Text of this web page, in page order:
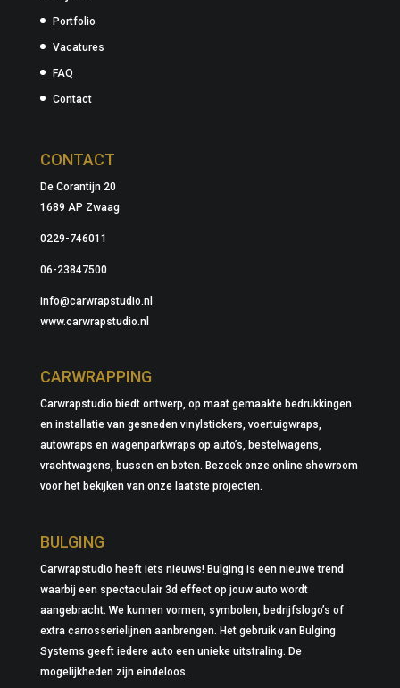
Portfolio
Vacatures
FAQ
Contact
CONTACT
De Corantijn 20
1689 AP Zwaag
0229-746011
06-23847500
info@carwrapstudio.nl
www.carwrapstudio.nl
CARWRAPPING
Carwrapstudio biedt ontwerp, op maat gemaakte bedrukkingen
en installatie van gesneden vinylstickers, voertuigwraps,
autowraps en wagenparkwraps op auto’s, bestelwagens,
vrachtwagens, bussen en boten. Bezoek onze online showroom
voor het bekijken van onze laatste projecten.
BULGING
Carwrapstudio heeft iets nieuws! Bulging is een nieuwe trend
waarbij een spectaculair 3d effect op jouw auto wordt
aangebracht. We kunnen vormen, symbolen, bedrijfslogo’s of
extra carrosserielijnen aanbrengen. Het gebruik van Bulging
Systems geeft iedere auto een unieke uitstraling. De
mogelijkheden zijn eindeloos.